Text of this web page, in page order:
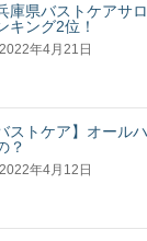
庫県バストケアサ
キング2位！
2022年4月21日
バストケア】オール
？
2022年4月12日